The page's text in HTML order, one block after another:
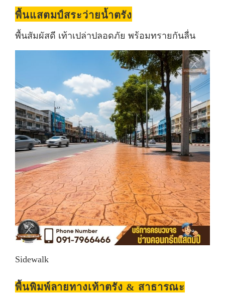
พื้นแสตมป์สระว่ายน้ำตรัง
พื้นสัมผัสดี เท้าเปล่าปลอดภัย พร้อมทรายกันลื่น
Sidewalk
พื้นพิมพ์ลายทางเท้าตรัง & สาธารณะ